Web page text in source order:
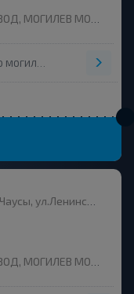
МОГИЛЕВСКАЯ ОБЛ. Беларусь
ул.Ленинская, 2-А
МОГИЛЕВСКАЯ ОБЛ. Беларусь